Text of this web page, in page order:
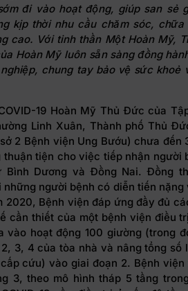
đi vào hoạt động, giúp san sẻ
kịp thời nhu cầu chăm sóc,
cao. Với tinh thần Một Hoàn Mỹ, T
Hoàn Mỹ luôn sẵn sàng đồng
chung tay bảo vệ sức khoẻ
19 Hoàn Mỹ Thủ Đức của
Linh Xuân, Thành phố Thủ
2 Bệnh viện Ung Bướu) chưa
tiện cho việc tiếp nhận người
Bình Dương và Đồng Nai. Đồng
những người bệnh có diễn tiến
2020, Bệnh viện đáp ứng đầy đủ
cần thiết của một bệnh viện điều
vào hoạt động 100 giường (trong
3, 4 của tòa nhà và nâng tổng số
cứu) vào giai đoạn 2. Bệnh
3, theo mô hình tháp 5 tầng